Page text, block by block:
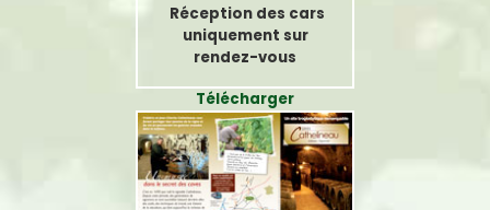
Réception des cars
uniquement sur
rendez-vous
Télécharger